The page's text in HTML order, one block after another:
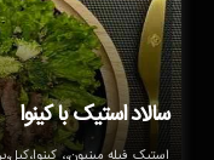
سالاد استیک با کینوا